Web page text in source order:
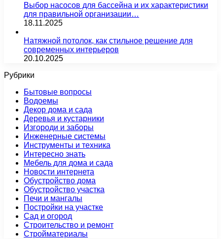
Выбор насосов для бассейна и их характеристики
для правильной организации…
18.11.2025
Натяжной потолок, как стильное решение для
современных интерьеров
20.10.2025
Рубрики
Бытовые вопросы
Водоемы
Декор дома и сада
Деревья и кустарники
Изгороди и заборы
Инженерные системы
Инструменты и техника
Интересно знать
Мебель для дома и сада
Новости интернета
Обустройство дома
Обустройство участка
Печи и мангалы
Постройки на участке
Сад и огород
Строительство и ремонт
Стройматериалы